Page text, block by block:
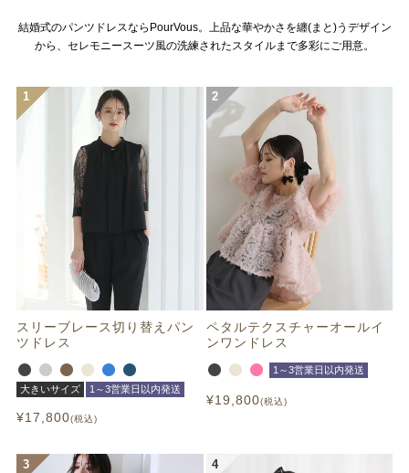
結婚式のパンツドレスならPourVous。上品な華やかさを纏(まと)うデザイン
から、セレモニースーツ風の洗練されたスタイルまで多彩にご用意。
スリーブレース切り替えパン
ツドレス
大きいサイズ 1～3営業日以内発送
¥17,800 税込
ペタルテクスチャーオールイ
ンワンドレス
1～3営業日以内発送
¥19,800 税込